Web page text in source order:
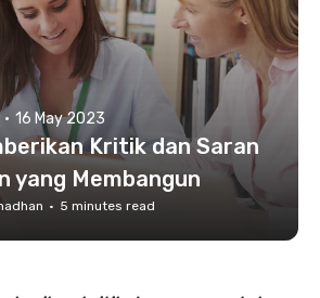
· 16 May 2023
Kritik dan Saran
yang Membangun
· 5 minutes read